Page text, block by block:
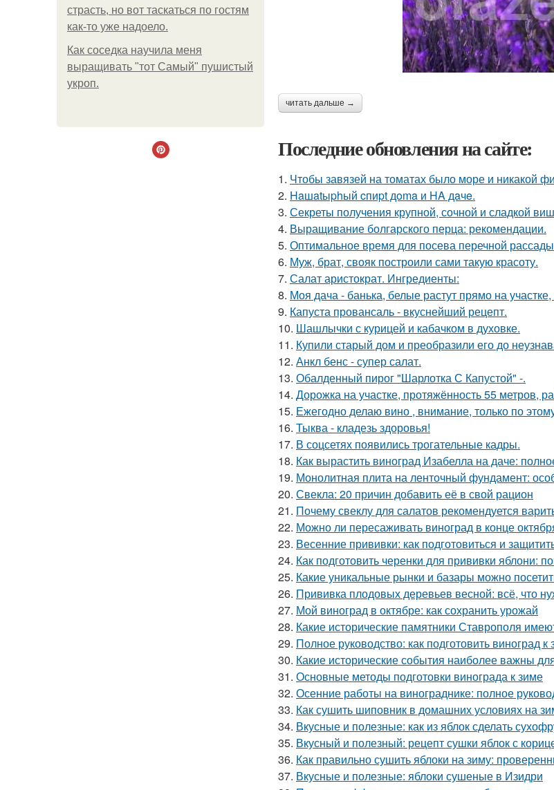
страсть, но вот таскаться по гостям
как-то уже надоело.
Как соседка научила меня
выращивать "тот Самый" пушистый
укроп.
читать дальше →
Последние обновления на сайте:
1. Чтобы завязей на томатах было море и никакой
2. Haшatыphый cпиpt дoma и HA дaчe.
3. Секреты получения крупной, сочной и сладкой
4. Выращивание болгарского перца: рекомендации.
5. Оптимальное время для посева перечной
6. Муж, брат, свояк построили сами такую красоту.
7. Салат аристократ. Ингредиенты:
8. Моя дача - банька, белые растут прямо на
9. Капуста провансаль - вкуснейший рецепт.
10. Шашлычки с курицей и кабачком в духовке.
11. Купили старый дом и преобразили его до
12. Анкл бенс - супер салат.
13. Обалденный пирог "Шарлотка С Капустой" -.
14. Дорожка на участке, протяжённость 55 метров,
15. Ежегодно делаю вино , внимание, только по
16. Тыква - кладезь здоровья!
17. В соцсетях появились трогательные кадры.
18. Как вырастить виноград Изабелла на даче:
19. Монолитная плита на ленточный фундамент:
20. Свекла: 20 причин добавить её в свой рацион
21. Почему свеклу для салатов рекомендуется
22. Можно ли пересаживать виноград в конце
23. Весенние прививки: как подготовиться и
24. Как подготовить черенки для прививки яблони:
25. Какие уникальные рынки и базары можно
26. Прививка плодовых деревьев весной: всё, что
27. Мой виноград в октябре: как сохранить урожай
28. Какие исторические памятники Ставрополя
29. Полное руководство: как подготовить виноград к
30. Какие исторические события наиболее важны
31. Основные методы подготовки винограда к зиме
32. Осенние работы на винограднике: полное
33. Как сушить шиповник в домашних условиях на
34. Вкусные и полезные: как из яблок сделать
35. Вкусный и полезный: рецепт сушки яблок с
36. Как правильно сушить яблоки на зиму:
37. Вкусные и полезные: яблоки сушеные в Изидри